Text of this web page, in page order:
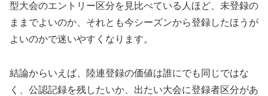
型大会のエントリー区分を見比べている人ほど、未登録の
ままでよいのか、それとも今シーズンから登録したほうが
よいのかで迷いやすくなります。
結論からいえば、陸連登録の価値は誰にでも同じではな
く、公認記録を残したいか、出たい大会に登録者区分があ